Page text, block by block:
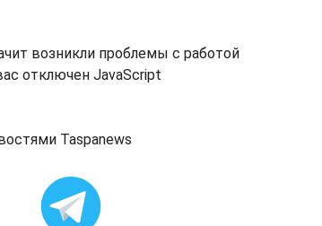
возникли проблемы с работой
отключен JavaScript
Taspanews